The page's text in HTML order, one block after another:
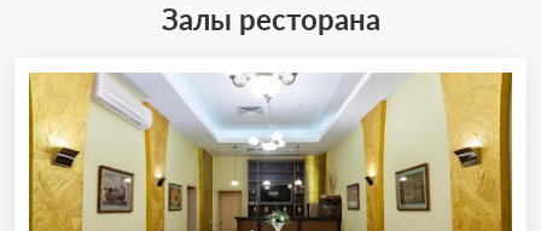
Залы ресторана